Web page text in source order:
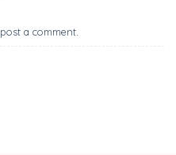
post a comment.